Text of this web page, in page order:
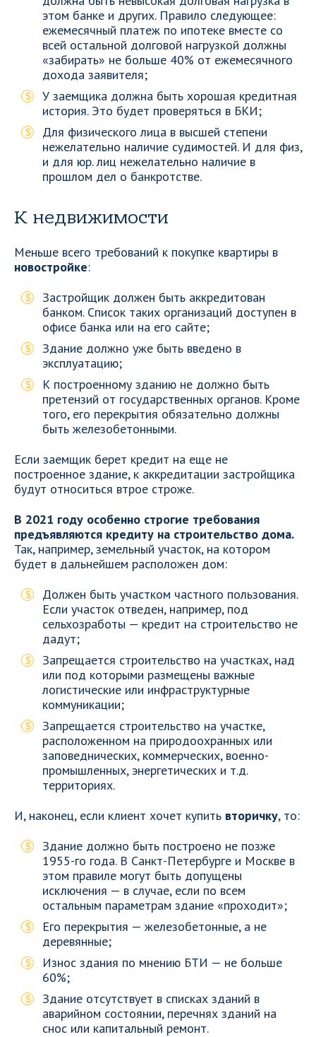
этом банке и других. Правило следующее:
ежемесячный платеж по ипотеке вместе со
всей остальной долговой нагрузкой должны
«забирать» не больше 40% от ежемесячного
дохода заявителя;
У заемщика должна быть хорошая кредитная
история. Это будет проверяться в БКИ;
Для физического лица в высшей степени
нежелательно наличие судимостей. И для физ,
и для юр. лиц нежелательно наличие в
прошлом дел о банкротстве.
К недвижимости
Меньше всего требований к покупке квартиры в
новостройке:
Застройщик должен быть аккредитован
банком. Список таких организаций доступен в
офисе банка или на его сайте;
Здание должно уже быть введено в
эксплуатацию;
К построенному зданию не должно быть
претензий от государственных органов. Кроме
того, его перекрытия обязательно должны
быть железобетонными.
Если заемщик берет кредит на еще не
построенное здание, к аккредитации застройщика
будут относиться втрое строже.
В 2021 году особенно строгие требования
предъявляются кредиту на строительство дома.
Так, например, земельный участок, на котором
будет в дальнейшем расположен дом:
Должен быть участком частного пользования.
Если участок отведен, например, под
сельхозработы — кредит на строительство не
дадут;
Запрещается строительство на участках, над
или под которыми размещены важные
логистические или инфраструктурные
коммуникации;
Запрещается строительство на участке,
расположенном на природоохранных или
заповеднических, коммерческих, военно-
промышленных, энергетических и т.д.
территориях.
И, наконец, если клиент хочет купить вторичку, то:
Здание должно быть построено не позже
1955-го года. В Санкт-Петербурге и Москве в
этом правиле могут быть допущены
исключения — в случае, если по всем
остальным параметрам здание «проходит»;
Его перекрытия — железобетонные, а не
деревянные;
Износ здания по мнению БТИ — не больше
60%;
Здание отсутствует в списках зданий в
аварийном состоянии, перечнях зданий на
снос или капитальный ремонт.